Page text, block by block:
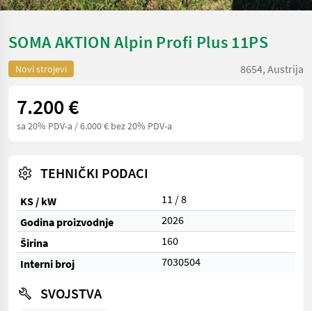
SOMA AKTION Alpin Profi Plus 11PS
Novi strojevi 8654, Austrija
7.200 €
sa 20% PDV-a / 6.000 € bez 20% PDV-a
TEHNIČKI PODACI
KS / kW
11 / 8
Godina proizvodnje
2026
Širina
160
Interni broj
7030504
SVOJSTVA